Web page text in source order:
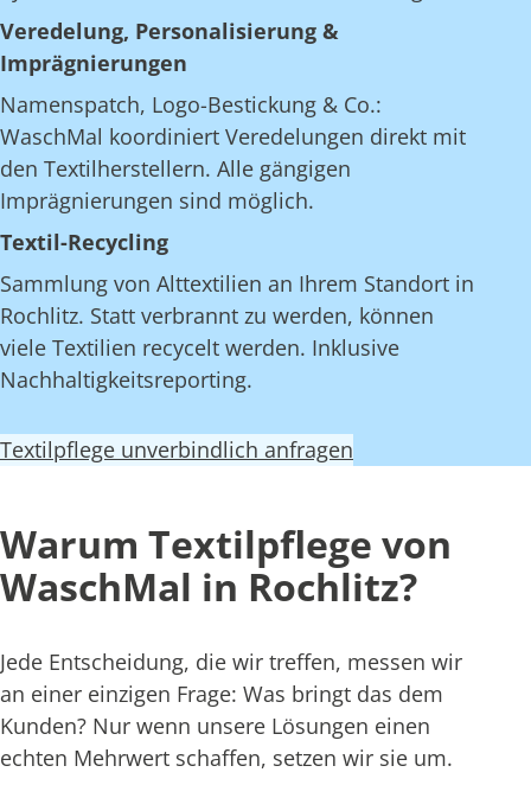
Veredelung, Personalisierung &
Imprägnierungen
Namenspatch, Logo-Bestickung & Co.:
WaschMal koordiniert Veredelungen direkt mit
den Textilherstellern. Alle gängigen
Imprägnierungen sind möglich.
Textil-Recycling
Sammlung von Alttextilien an Ihrem Standort in
Rochlitz. Statt verbrannt zu werden, können
viele Textilien recycelt werden. Inklusive
Nachhaltigkeitsreporting.
Textilpflege unverbindlich anfragen
Warum Textilpflege von
WaschMal in Rochlitz?
Jede Entscheidung, die wir treffen, messen wir
an einer einzigen Frage: Was bringt das dem
Kunden? Nur wenn unsere Lösungen einen
echten Mehrwert schaffen, setzen wir sie um.